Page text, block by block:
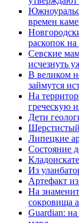
времен
раскопок
Севские
исчезнуть
В великом
займутся
На
греческую
Дети
Шерстистый
Липецкие
Состояние
Из
Артефакт
На
сокровища
Guardian: